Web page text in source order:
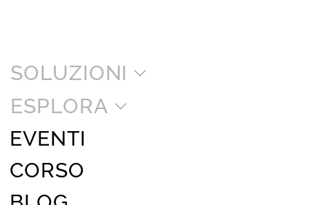
SOLUZIONI
ESPLORA
EVENTI
CORSO